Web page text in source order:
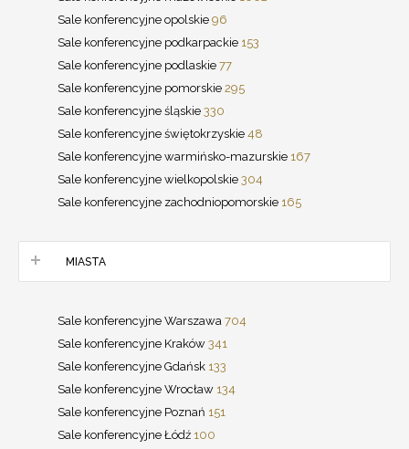
Sale konferencyjne opolskie 96
Sale konferencyjne podkarpackie 153
Sale konferencyjne podlaskie 77
Sale konferencyjne pomorskie 295
Sale konferencyjne śląskie 330
Sale konferencyjne świętokrzyskie 48
Sale konferencyjne warmińsko-mazurskie 167
Sale konferencyjne wielkopolskie 304
Sale konferencyjne zachodniopomorskie 165
MIASTA
Sale konferencyjne Warszawa 704
Sale konferencyjne Kraków 341
Sale konferencyjne Gdańsk 133
Sale konferencyjne Wrocław 134
Sale konferencyjne Poznań 151
Sale konferencyjne Łódź 100